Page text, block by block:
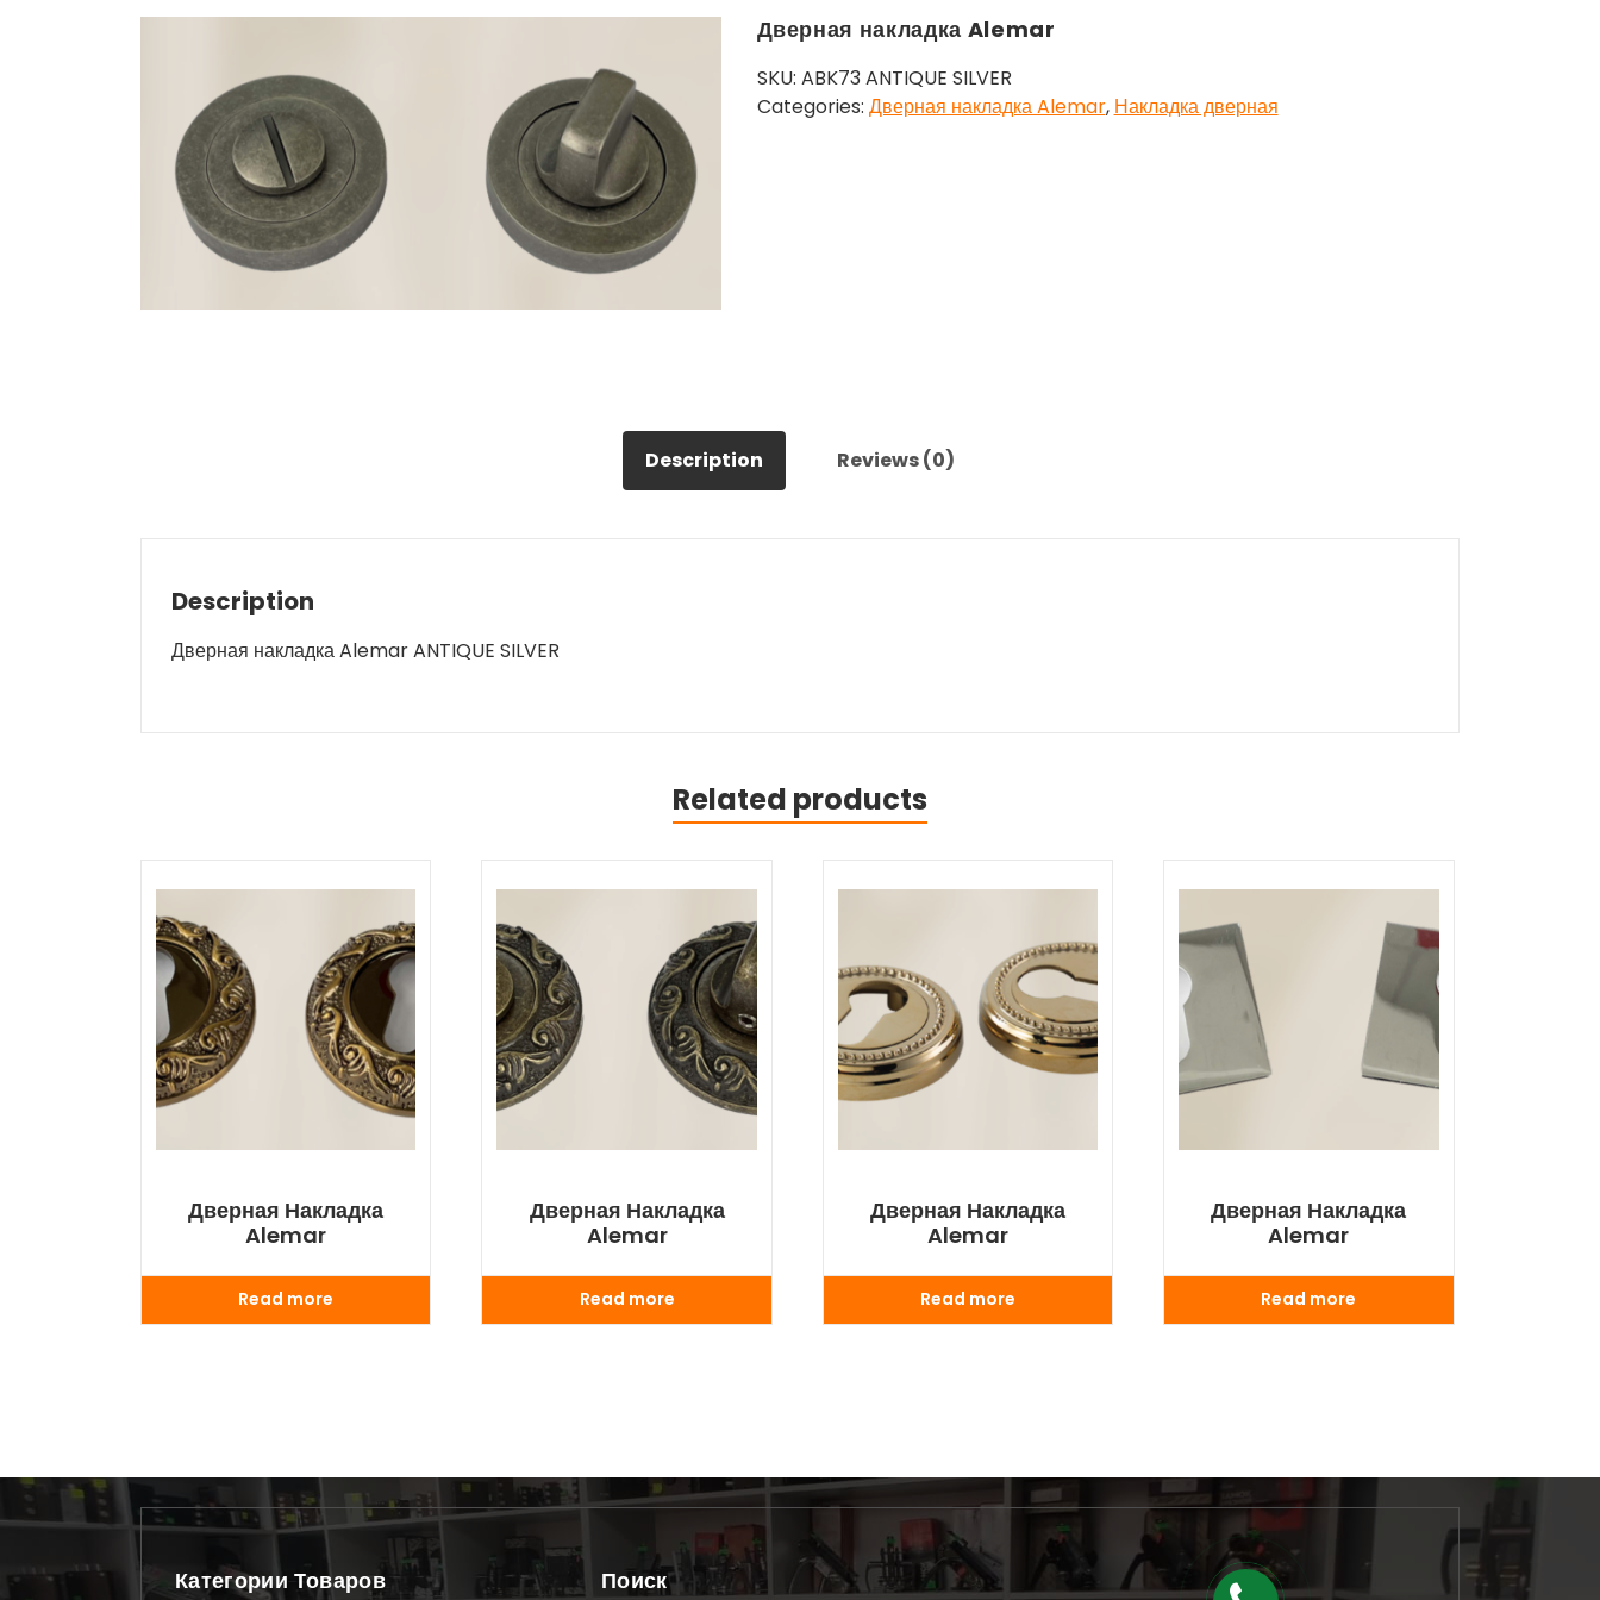
Дверная накладка Alemar
SKU: ABK73 ANTIQUE SILVER
Categories: Дверная накладка Alemar, Накладка дверная
Description Reviews (0)
Description
Дверная накладка Alemar ANTIQUE SILVER
Related products
Дверная Накладка
Alemar
Read more
Дверная Накладка
Alemar
Read more
Дверная Накладка
Alemar
Read more
Дверная Накладка
Alemar
Read more
Категории Товаров Поиск